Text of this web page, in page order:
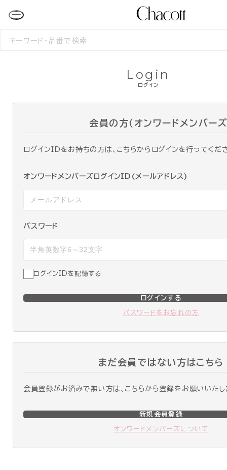
検
ログイン
Login
会員の方（オンワードメンバーズ
ログインIDをお持ちの方は、こちらからログインを行ってくだ
オンワードメンバーズログインID(メールアドレス)
パスワード
ログインIDを記憶する
ログインする
パスワードをお忘れの方
まだ会員ではない方はこちら
会員登録がお済みで無い方は、こちらから登録をお願いいたし
新規会員登録
オンワードメンバーズについて